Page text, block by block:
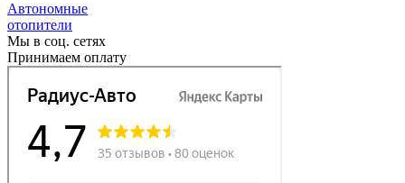
Автономные
отопители
Мы в соц. сетях
Принимаем оплату